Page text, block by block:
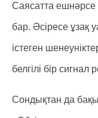
Саясатта ешнәрсе
бар. Әсіресе
істеген
белгілі бір
Сондықтан да